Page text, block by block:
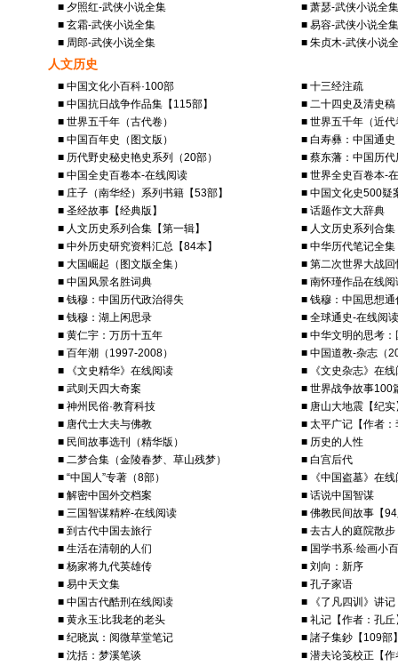
■ 夕照红-武侠小说全集
■ 萧瑟-武侠小说全集
■ 玄霜-武侠小说全集
■ 易容-武侠小说全集
■ 周郎-武侠小说全集
■ 朱贞木-武侠小说
人文历史
■ 中国文化小百科·100部
■ 十三经注疏
■ 中国抗日战争作品集【115部】
■ 二十四史及清史
■ 世界五千年（古代卷）
■ 世界五千年（近代
■ 中国百年史（图文版）
■ 白寿彝：中国通史
■ 历代野史秘史艳史系列（20部）
■ 蔡东藩：中国历
■ 中国全史百卷本-在线阅读
■ 世界全史百卷本-
■ 庄子（南华经）系列书籍【53部】
■ 中国文化史500疑
■ 圣经故事【经典版】
■ 话题作文大辞典
■ 人文历史系列合集【第一辑】
■ 人文历史系列合
■ 中外历史研究资料汇总【84本】
■ 中华历代笔记全集
■ 大国崛起（图文版全集）
■ 第二次世界大战
■ 中国风景名胜词典
■ 南怀瑾作品在线阅
■ 钱穆：中国历代政治得失
■ 钱穆：中国思想通
■ 钱穆：湖上闲思录
■ 全球通史-在线阅读
■ 黄仁宇：万历十五年
■ 中华文明的思考
■ 百年潮（1997-2008）
■ 中国道教-杂志（
■ 《文史精华》在线阅读
■ 《文史杂志》在线
■ 武则天四大奇案
■ 世界战争故事100
■ 神州民俗·教育科技
■ 唐山大地震【纪实
■ 唐代士大夫与佛教
■ 太平广记【作者
■ 民间故事选刊（精华版）
■ 历史的人性
■ 二梦合集（金陵春梦、草山残梦）
■ 白宫后代
■ “中国人”专著（8部）
■ 《中国盗墓》在线
■ 解密中国外交档案
■ 话说中国智谋
■ 三国智谋精粹-在线阅读
■ 佛教民间故事【
■ 到古代中国去旅行
■ 去古人的庭院散步
■ 生活在清朝的人们
■ 国学书系·绘画小
■ 杨家将九代英雄传
■ 刘向：新序
■ 易中天文集
■ 孔子家语
■ 中国古代酷刑在线阅读
■ 《了凡四训》讲记
■ 黄永玉:比我老的老头
■ 礼记【作者：孔丘
■ 纪晓岚：阅微草堂笔记
■ 諸子集鈔【109部
■ 沈括：梦溪笔谈
■ 潜夫论笺校正【